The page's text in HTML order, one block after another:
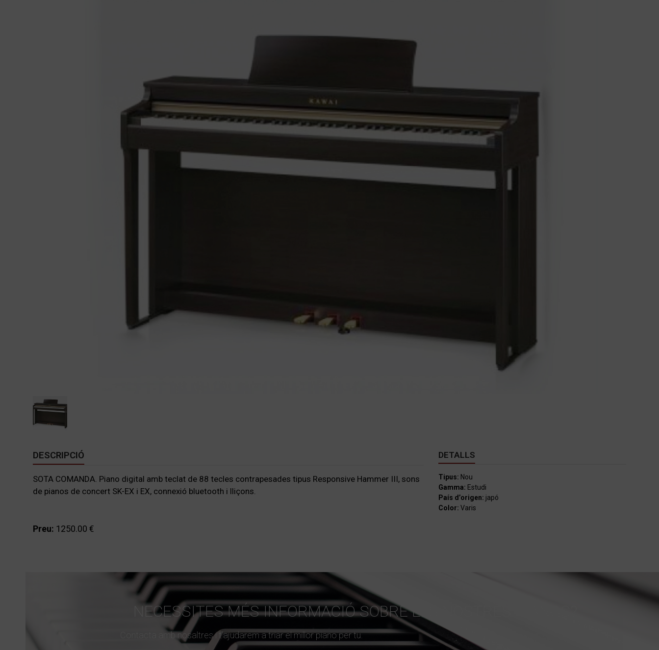
DESCRIPCIÓ
SOTA COMANDA. Piano digital amb teclat de 88 tecles contrapesades tipus Responsive Hammer III, sons
de pianos de concert SK-EX i EX, connexió bluetooth i lliçons.
Preu: 1250.00 €
DETALLS
Tipus: Nou
Gamma: Estudi
País d’origen: japó
Color: Varis
NECESSITES MÉS INFORMACIÓ SOBRE ELS NOSTRES PIANOS?
Contacta amb nosaltres i t'ajudarem a triar el millor piano per tu.